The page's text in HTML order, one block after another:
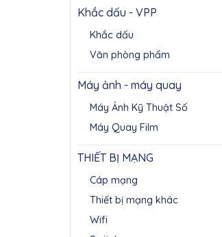
Khắc dấu - VPP
Khắc dấu
Văn phòng phẩm
Máy ảnh - máy quay
Máy Ảnh Kỹ Thuật Số
Máy Quay Film
THIẾT BỊ MẠNG
Cáp mạng
Thiết bị mạng khác
Wifi